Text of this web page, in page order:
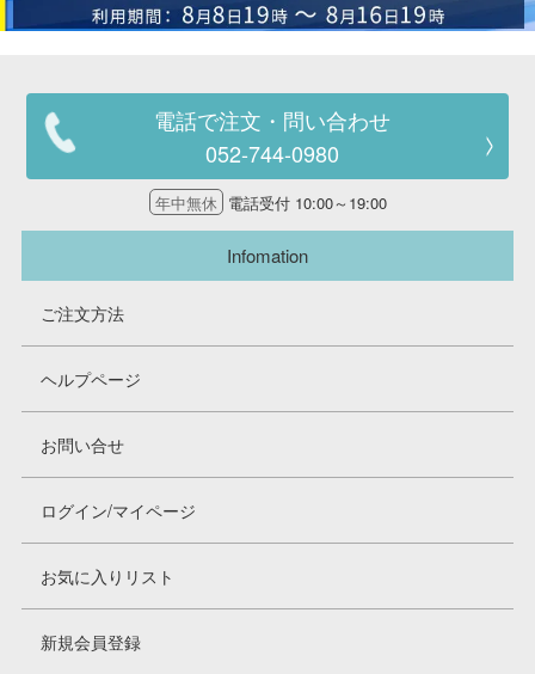
電話で注文・問い合わせ
052-744-0980
年中無休 電話受付 10:00～19:00
Infomation
ご注文方法
ヘルプページ
お問い合せ
ログイン/マイページ
お気に入りリスト
新規会員登録